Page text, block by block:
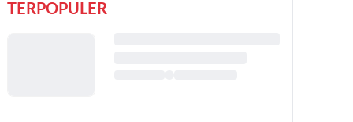
TERPOPULER